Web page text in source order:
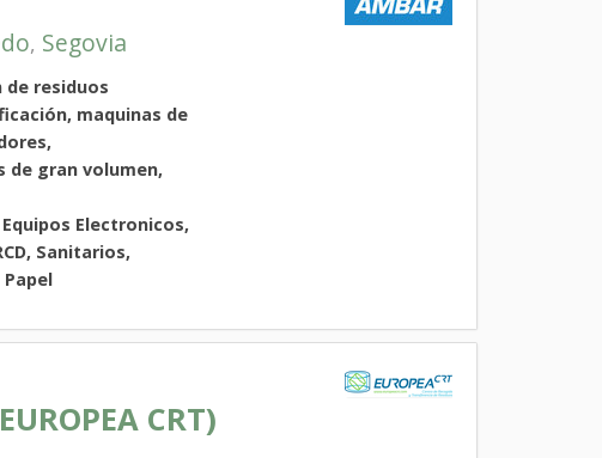
, Segovia
residuos
maquinas de
de gran volumen,
Electronicos,
Sanitarios,
CRT)